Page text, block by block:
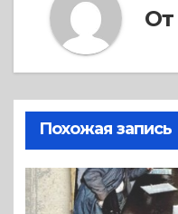
От
Похожая запись